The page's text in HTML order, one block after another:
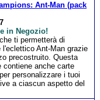
Ant-Man (pack
in Negozio!
ti permetterà di
l'eclettico Ant-Man grazie
precostruito. Questa
contiene anche carte
personalizzare i tuoi
a ciascun aspetto del